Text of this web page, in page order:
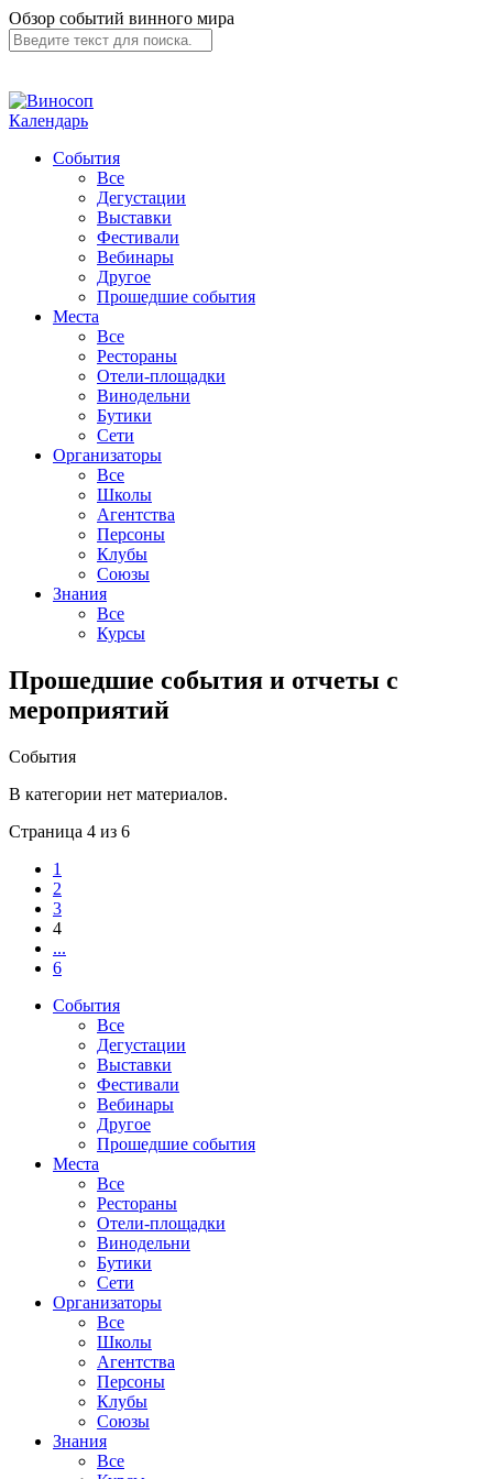
Обзор событий винного мира
Календарь
События
Все
Дегустации
Выставки
Фестивали
Вебинары
Другое
Прошедшие события
Места
Все
Рестораны
Отели-площадки
Винодельни
Бутики
Сети
Организаторы
Все
Школы
Агентства
Персоны
Клубы
Союзы
Знания
Все
Курсы
Прошедшие события и отчеты с
мероприятий
События
В категории нет материалов.
Страница 4 из 6
1
2
3
4
...
6
События
Все
Дегустации
Выставки
Фестивали
Вебинары
Другое
Прошедшие события
Места
Все
Рестораны
Отели-площадки
Винодельни
Бутики
Сети
Организаторы
Все
Школы
Агентства
Персоны
Клубы
Союзы
Знания
Все